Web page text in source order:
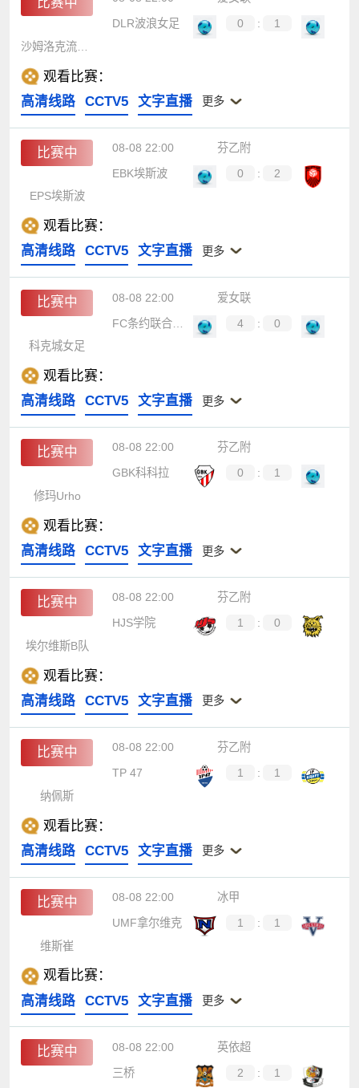
DLR波浪女足
0 :
1
观看比赛：
高清线路
CCTV5 文字直播 更多
比赛中 08-08 22:00
芬乙附
EBK埃斯波
0 :
2
EPS埃斯波
观看比赛：
高清线路
CCTV5 文字直播 更多
比赛中 08-08 22:00
爱女联
FC条约联合女足
4 :
0
科克城女足
观看比赛：
高清线路
CCTV5 文字直播 更多
比赛中 08-08 22:00
芬乙附
GBK科科拉
0 :
1
修玛Urho
观看比赛：
高清线路
CCTV5 文字直播 更多
比赛中 08-08 22:00
芬乙附
HJS学院
1 :
0
埃尔维斯B队
观看比赛：
高清线路
CCTV5 文字直播 更多
比赛中 08-08 22:00
芬乙附
TP 47
1 :
1
纳佩斯
观看比赛：
高清线路
CCTV5 文字直播 更多
比赛中 08-08 22:00
冰甲
UMF拿尔维克
1 :
1
维斯崔
观看比赛：
高清线路
CCTV5 文字直播 更多
比赛中 08-08 22:00
英依超
三桥
2 :
1